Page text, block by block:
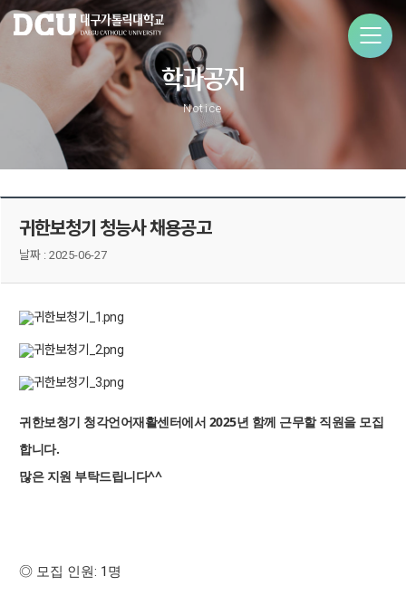
학과공지
Notice
귀한보청기 청능사 채용공고
날짜 : 2025-06-27
귀한보청기 청각언어재활센터에서 2025년 함께 근무할 직원을 모집
합니다.
많은 지원 부탁드립니다^^
◎ 모집 인원: 1 명